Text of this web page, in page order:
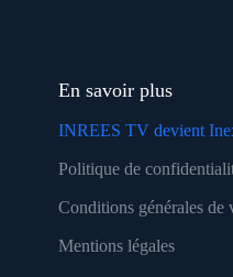
En savoir plus
INREES TV devient
Politique de
Conditions générales de
Mentions légales